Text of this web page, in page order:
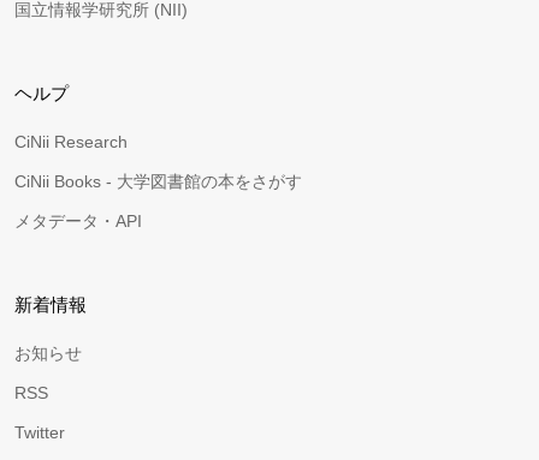
国立情報学研究所 (NII)
ヘルプ
CiNii Research
CiNii Books - 大学図書館の本をさがす
メタデータ・API
新着情報
お知らせ
RSS
Twitter